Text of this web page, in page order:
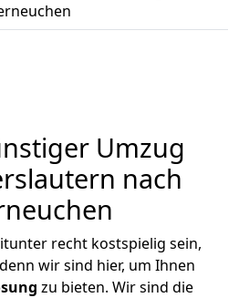
Umzug
nach
recht kostspielig sein,
wir sind hier, um Ihnen
zu bieten. Wir sind die